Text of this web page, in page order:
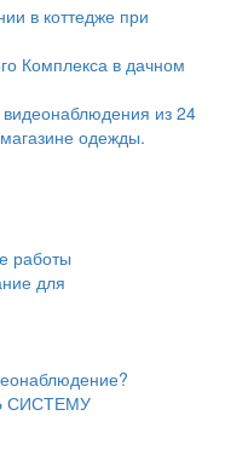
в коттедже при
Комплекса в дачном
из 24
одежды.
работы
для
СИСТЕМУ